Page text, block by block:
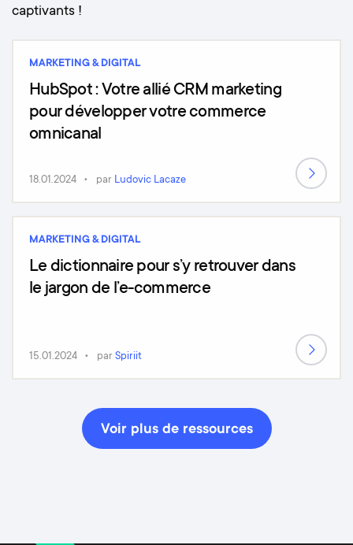
captivants !
MARKETING & DIGITAL
HubSpot : Votre allié CRM marketing
pour développer votre commerce
omnicanal
18.01.2024 par Ludovic Lacaze
MARKETING & DIGITAL
Le dictionnaire pour s’y retrouver dans
le jargon de l’e-commerce
15.01.2024 par Spiriit
Voir plus de ressources